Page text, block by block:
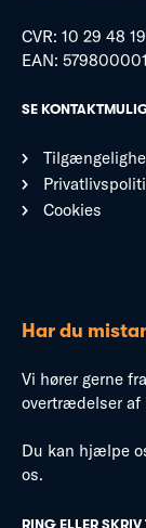
CVR: 10 29 48 19
EAN:
SE
Cookies
Har du
Vi hører gerne
overtrædelser af
Du kan hjælpe
os.
RING ELLER